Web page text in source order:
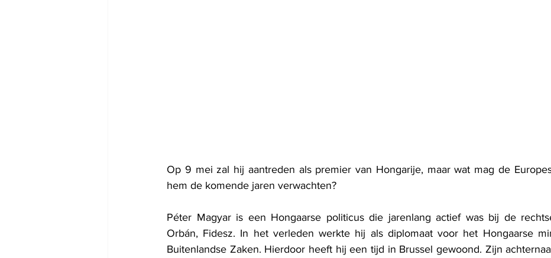
Op 9 mei zal hij aantreden als premier van Hongarije, maar wat mag de
hem de komende jaren verwachten?
Péter Magyar is een Hongaarse politicus die jarenlang actief was bij de
Orbán, Fidesz. In het verleden werkte hij als diplomaat voor het Hongaarse
Buitenlandse Zaken. Hierdoor heeft hij een tijd in Brussel gewoond. Zijn